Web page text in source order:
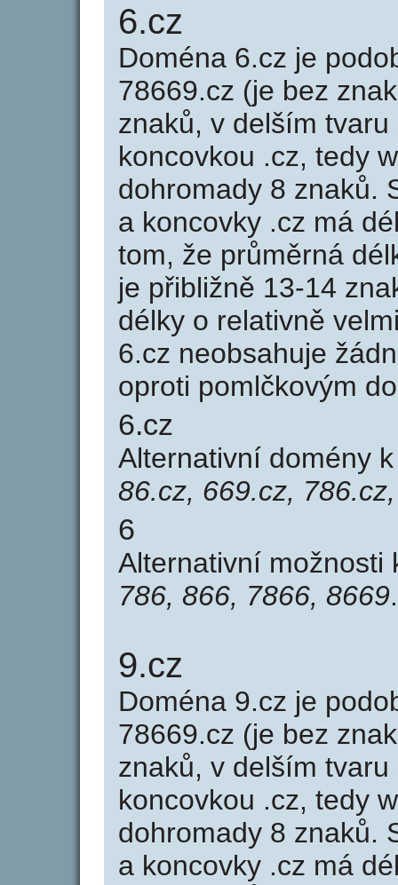
6.cz
Doména 6.cz je
78669.cz (je bez
znaků, v delším
koncovkou .cz, tedy
dohromady 8 znaků.
a koncovky .cz má
tom, že průměrná
je přibližně 13-14
délky o relativně
6.cz neobsahuje
oproti pomlčkovým
6.cz
Alternativní domény
86.cz, 669.cz,
6
Alternativní možnosti
786, 866, 7866, 8669.
9.cz
Doména 9.cz je
78669.cz (je bez
znaků, v delším
koncovkou .cz, tedy
dohromady 8 znaků.
a koncovky .cz má